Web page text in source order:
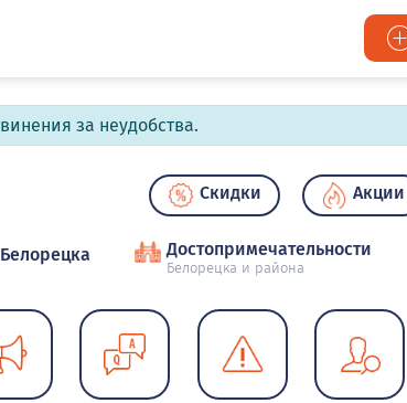
за неудобства.
Скидки Акции
Достопримечательности
Белорецка и района